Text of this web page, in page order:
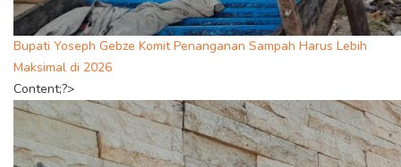
Bupati Yoseph Gebze Komit Penanganan Sampah Harus Lebih
Maksimal di 2026
Content;?>